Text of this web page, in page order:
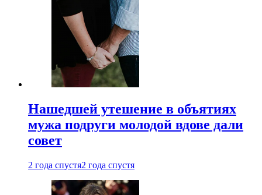
Нашедшей утешение в объятиях
мужа подруги молодой вдове дали
совет
2 года спустя2 года спустя